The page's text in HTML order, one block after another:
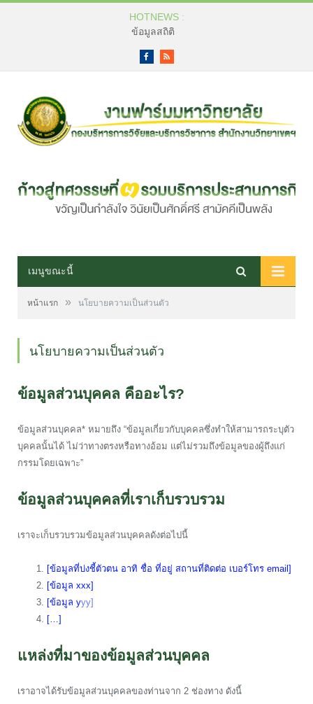
HOTNEWS :
ข้อมูลสถิติ
FacebookRSS
เมนูขณะนี้
หน้าแรก » นโยบายความเป็นส่วนตัว
นโยบายความเป็นส่วนตัว
ข้อมูลส่วนบุคคล คืออะไร?
ข้อมูลส่วนบุคคล* หมายถึง “ข้อมูลเกี่ยวกับบุคคลซึ่งทำให้สามารถระบุตัว
บุคคลนั้นได้ ไม่ว่าทางตรงหรือทางอ้อม แต่ไม่รวมถึงข้อมูลของผู้ถึงแก่
กรรมโดยเฉพาะ”
ข้อมูลส่วนบุคคลที่เราเก็บรวบรวม
เราจะเก็บรวบรวมข้อมูลส่วนบุคคลดังต่อไปนี้
[ข้อมูลที่บ่งชี้ตัวตน อาทิ ชื่อ ที่อยู่ สถานที่ติดต่อ เบอร์โทร email]
[ข้อมูล xxx]
[ข้อมูล yyy]
[…]
แหล่งที่มาของข้อมูลส่วนบุคคล
เราอาจได้รับข้อมูลส่วนบุคคลของท่านจาก 2 ช่องทาง ดังนี้